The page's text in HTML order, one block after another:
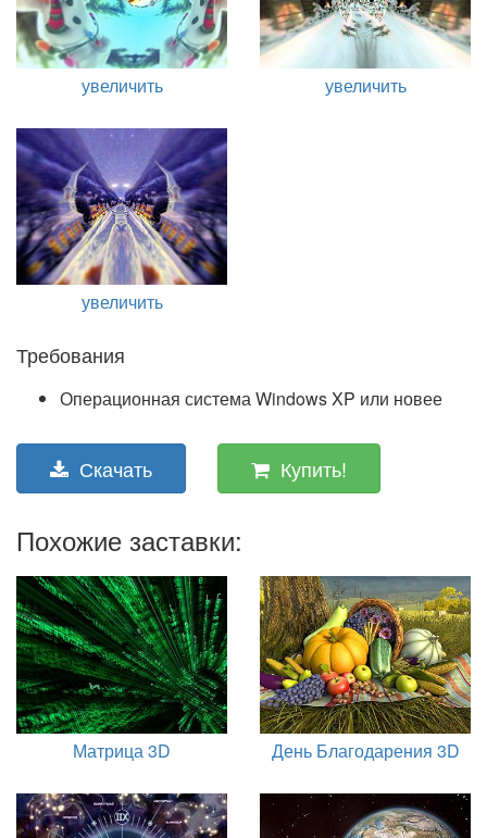
увеличить увеличить
увеличить
Требования
Операционная система Windows XP или новее
Скачать Купить!
Похожие заставки:
Матрица 3D День Благодарения 3D